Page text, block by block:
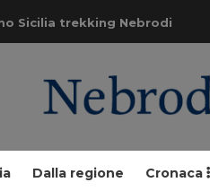
Sicilia trekking Nebrodi
Dalla regione Cronaca